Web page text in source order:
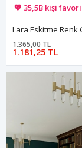
💸 Sepette 100 TL
1.181,25 TL
1.365,00 TL